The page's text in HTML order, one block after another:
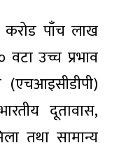
पाँच लाख
वटा उच्च प्रभाव
(एचआइसीडीपी)
दूतावास,
तथा सामान्य